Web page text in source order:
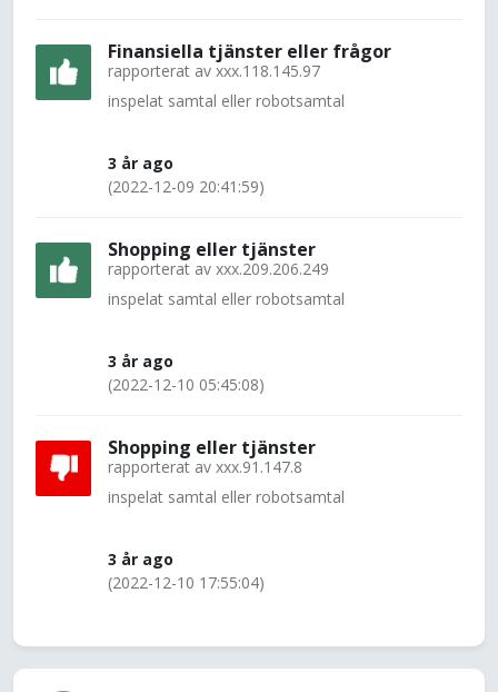
Finansiella tjänster eller frågor
rapporterat av xxx.118.145.97
inspelat samtal eller robotsamtal
3 år ago
(2022-12-09 20:41:59)
Shopping eller tjänster
rapporterat av xxx.209.206.249
inspelat samtal eller robotsamtal
3 år ago
(2022-12-10 05:45:08)
Shopping eller tjänster
rapporterat av xxx.91.147.8
inspelat samtal eller robotsamtal
3 år ago
(2022-12-10 17:55:04)